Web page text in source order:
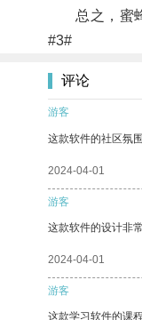
总之，蜜蜂
#3#
评论
游客
这款软件的社区氛
2024-04-01
游客
这款软件的设计非
2024-04-01
游客
这款学习软件的课